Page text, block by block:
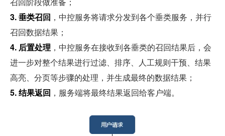
3. 垂类召回 ，中控服务将请求分发到各个垂类服务，并行
召回数据结果；
4. 后置处理 ，中控服务在接收到各垂类的召回结果后，会
进一步对整个结果进行过滤、排序、人工规则干预、结果
高亮、分页等步骤的处理，并生成最终的数据结果；
5. 结果返回 ，服务端将最终结果返回给客户端。